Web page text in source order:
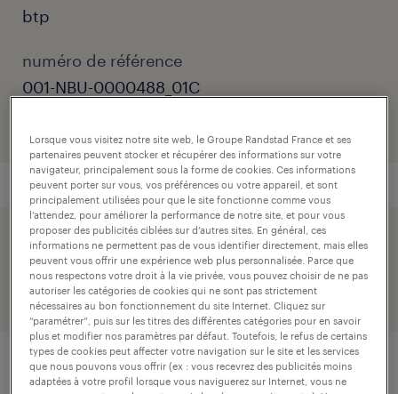
btp
numéro de référence
001-NBU-0000488_01C
postuler simplement avec votre profil linkedin.
Lorsque vous visitez notre site web, le Groupe Randstad France et ses
partenaires peuvent stocker et récupérer des informations sur votre
navigateur, principalement sous la forme de cookies. Ces informations
peuvent porter sur vous, vos préférences ou votre appareil, et sont
principalement utilisées pour que le site fonctionne comme vous
l’attendez, pour améliorer la performance de notre site, et pour vous
proposer des publicités ciblées sur d’autres sites. En général, ces
informations ne permettent pas de vous identifier directement, mais elles
peuvent vous offrir une expérience web plus personnalisée. Parce que
nous respectons votre droit à la vie privée, vous pouvez choisir de ne pas
autoriser les catégories de cookies qui ne sont pas strictement
nécessaires au bon fonctionnement du site Internet. Cliquez sur
“paramétrer”, puis sur les titres des différentes catégories pour en savoir
plus et modifier nos paramètres par défaut. Toutefois, le refus de certains
types de cookies peut affecter votre navigation sur le site et les services
que nous pouvons vous offrir (ex : vous recevrez des publicités moins
adaptées à votre profil lorsque vous naviguerez sur Internet, vous ne